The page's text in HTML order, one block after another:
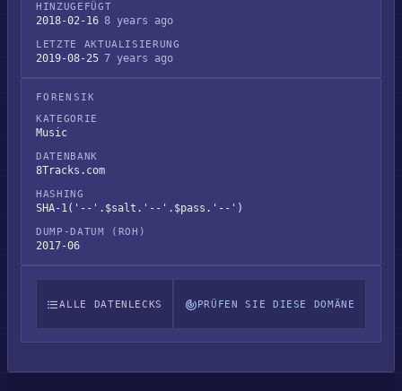
HINZUGEFÜGT
2018-02-16 8 years ago
LETZTE AKTUALISIERUNG
2019-08-25 7 years ago
FORENSIK
KATEGORIE
Music
DATENBANK
8Tracks.com
HASHING
SHA-1('--'.$salt.'--'.$pass.'--')
DUMP-DATUM (ROH)
2017-06
ALLE DATENLECKS PRÜFEN SIE DIESE DOMÄNE